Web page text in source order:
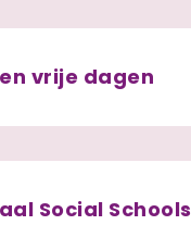
vrije dagen
Social Schools